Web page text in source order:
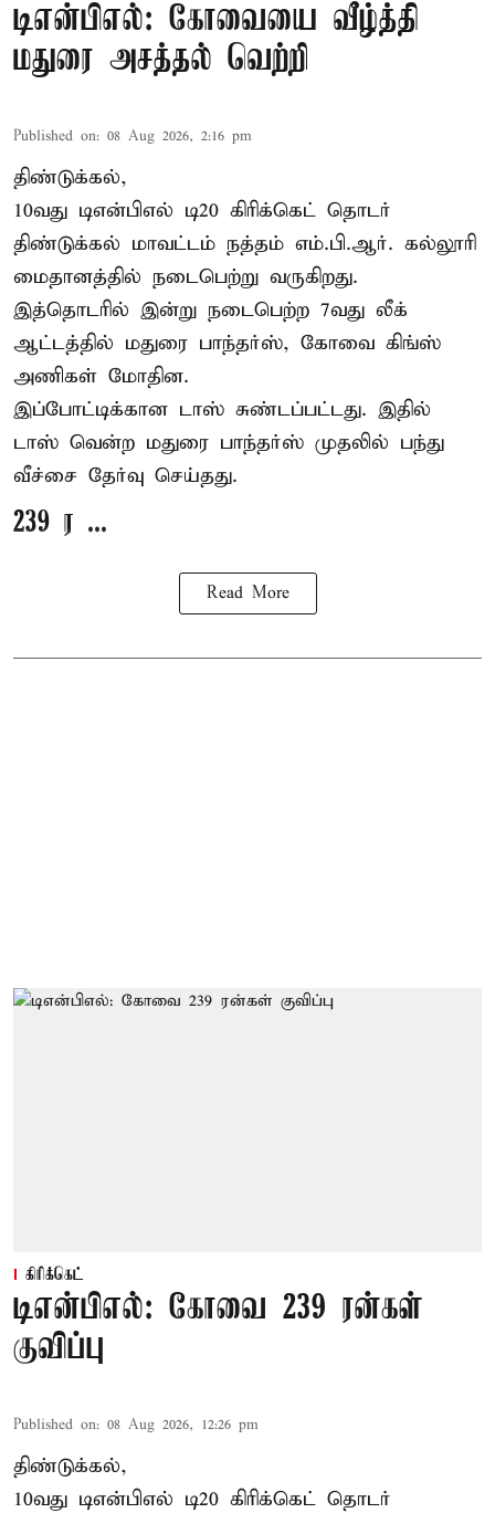
டிஎன்பிஎல்: கோவையை வீழ்த்தி
மதுரை அசத்தல் வெற்றி
Published on: 08 Aug 2026, 2:16 pm
திண்டுக்கல்,
10வது டிஎன்பிஎல் டி20 கிரிக்கெட் தொடர்
திண்டுக்கல் மாவட்டம் நத்தம் எம்.பி.ஆர். கல்லூரி
மைதானத்தில் நடைபெற்று வருகிறது.
இத்தொடரில் இன்று நடைபெற்ற 7வது லீக்
ஆட்டத்தில் மதுரை பாந்தர்ஸ், கோவை கிங்ஸ்
அணிகள் மோதின.
இப்போட்டிக்கான டாஸ் சுண்டப்பட்டது. இதில்
டாஸ் வென்ற மதுரை பாந்தர்ஸ் முதலில் பந்து
வீச்சை தேர்வு செய்தது.
239 ர ...
Read More
கிரிக்கெட்
டிஎன்பிஎல்: கோவை 239 ரன்கள்
குவிப்பு
Published on: 08 Aug 2026, 12:26 pm
திண்டுக்கல்,
10வது டிஎன்பிஎல் டி20 கிரிக்கெட் தொடர்